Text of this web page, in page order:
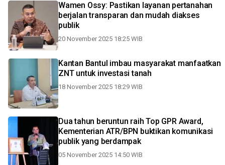
Wamen Ossy: Pastikan layanan pertanahan
berjalan transparan dan mudah diakses
publik
20 November 2025 18:25 WIB
Kantan Bantul imbau masyarakat manfaatkan
ZNT untuk investasi tanah
18 November 2025 18:29 WIB
Dua tahun beruntun raih Top GPR Award,
Kementerian ATR/BPN buktikan komunikasi
publik yang berdampak
05 November 2025 14:50 WIB